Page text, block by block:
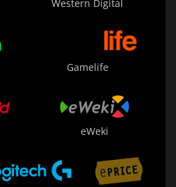
Western Digital
Gamelife
eWeki